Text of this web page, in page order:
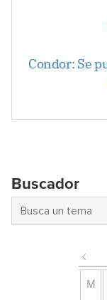
Condor: Se
Buscador
M